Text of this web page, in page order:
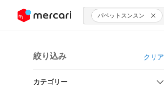
ツにスキップ パペットスンスン
絞り込み クリア
カテゴリー